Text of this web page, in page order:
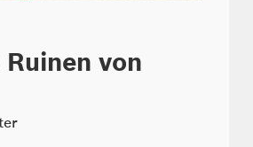
von